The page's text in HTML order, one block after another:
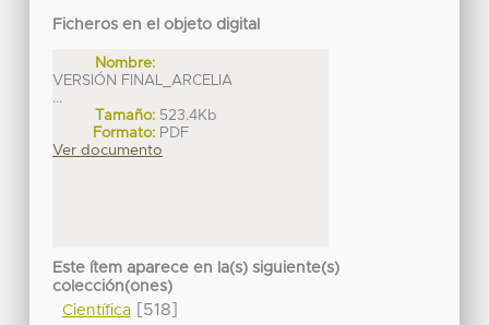
Ficheros en el objeto digital
Nombre:
VERSIÓN FINAL_ARCELIA
...
Tamaño: 523.4Kb
Formato: PDF
Ver documento
Este ítem aparece en la(s) siguiente(s)
colección(ones)
Científica[518]